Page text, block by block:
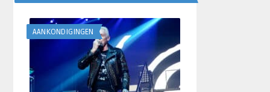
AANKONDIGINGEN